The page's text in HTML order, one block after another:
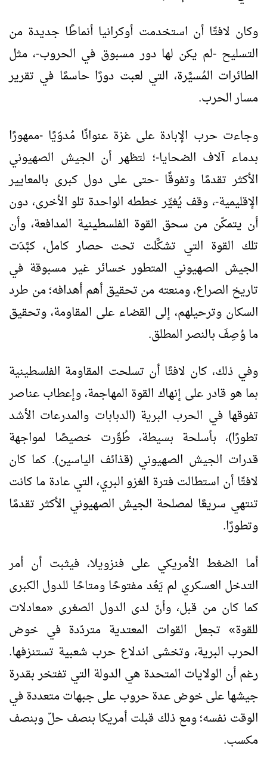
وكان لافتًا أن استخدمت أوكرانيا أنماطًا جديدة من
التسليح -لم يكن لها دور مسبوق في الحروب-، مثل
الطائرات المُسيَّرة، التي لعبت دورًا حاسمًا في تقرير
مسار الحرب.
وجاءت حرب الإبادة على غزة عنوانًا مُدوّيًا -ممهورًا
بدماء آلاف الضحايا-؛ لتظهر أن الجيش الصهيوني
الأكثر تقدمًا وتفوقًا -حتى على دول كبرى بالمعايير
الإقليمية-، وقف يُغيِّر خططه الواحدة تلو الأخرى، دون
أن يتمكّن من سحق القوة الفلسطينية المدافعة، وأن
تلك القوة التي تشكَّلت تحت حصار كامل، كبَّدَت
الجيش الصهيوني المتطور خسائر غير مسبوقة في
تاريخ الصراع، ومنعته من تحقيق أهم أهدافه؛ من طرد
السكان وترحيلهم، إلى القضاء على المقاومة، وتحقيق
ما وُصِفَ بالنصر المطلق.
وفي ذلك، كان لافتًا أن تسلحت المقاومة الفلسطينية
بما هو قادر على إنهاك القوة المهاجمة، وإعطاب عناصر
تفوقها في الحرب البرية (الدبابات والمدرعات الأشد
تطورًا)، بأسلحة بسيطة، طُوِّرت خصيصًا لمواجهة
قدرات الجيش الصهيوني (قذائف الياسين). كما كان
لافتًا أن استطالت فترة الغزو البري، التي عادة ما كانت
تنتهي سريعًا لمصلحة الجيش الصهيوني الأكثر تقدمًا
وتطورًا.
أما الضغط الأمريكي على فنزويلا، فيثبت أن أمر
التدخل العسكري لم يَعُد مفتوحًا ومتاحًا للدول الكبرى
كما كان من قبل، وأنّ لدى الدول الصغرى «معادلات
للقوة» تجعل القوات المعتدية متردّدة في خوض
الحرب البرية، وتخشى اندلاع حرب شعبية تستنزفها.
رغم أن الولايات المتحدة هي الدولة التي تفتخر بقدرة
جيشها على خوض عدة حروب على جبهات متعددة في
الوقت نفسه؛ ومع ذلك قبلت أمريكا بنصف حلّ وبنصف
مكسب.